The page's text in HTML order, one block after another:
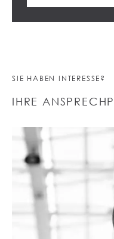
SIE HABEN INTERESSE?
IHRE